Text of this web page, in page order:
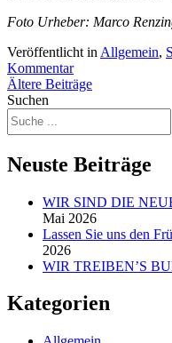
Foto Urheber: Marco
Veröffentlicht in Allgemein,
Kommentar
Beitragsnavigation
Ältere Beiträge
Suchen
Neuste Beiträge
WIR SIND DIE
Mai 2026
Lassen Sie uns den
2026
WIR TREIBEN’S
Kategorien